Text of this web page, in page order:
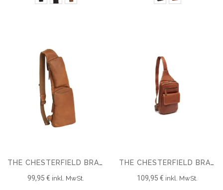
THE CHESTERFIELD BRAND SLING BAG LEDER LOGAN
99,95 € inkl. MwSt.
THE CHESTERFIELD BRAND SLING BAG LEDER TURELLE
109,95 € inkl. MwSt.